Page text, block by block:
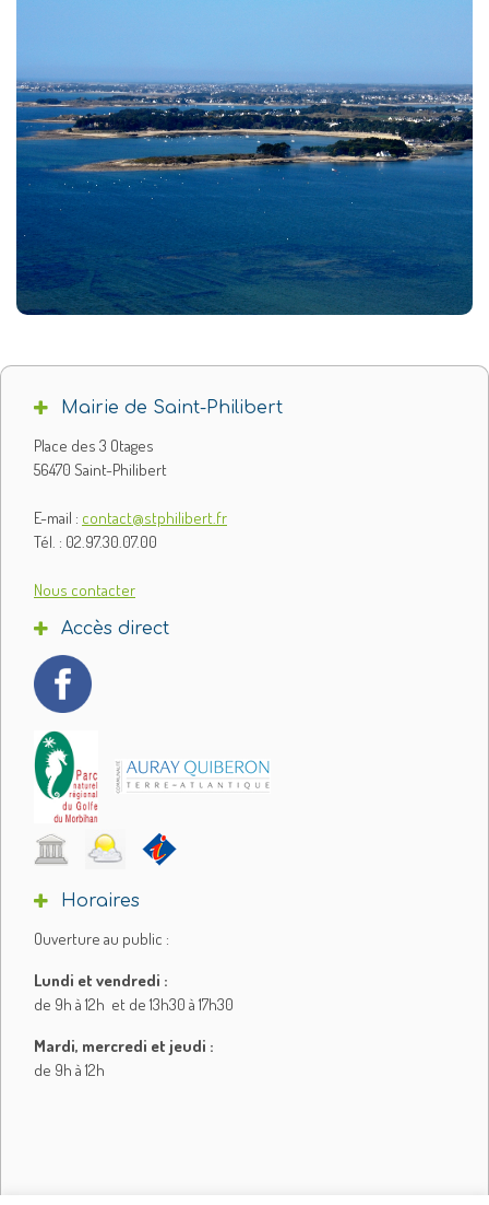
Mairie de Saint-Philibert
Place des 3 Otages
56470 Saint-Philibert
E-mail : contact@stphilibert.fr
Tél. : 02.97.30.07.00
Nous contacter
Accès direct
Horaires
Ouverture au public :
Lundi et vendredi :
de 9h à 12h et de 13h30 à 17h30
Mardi, mercredi et jeudi :
de 9h à 12h